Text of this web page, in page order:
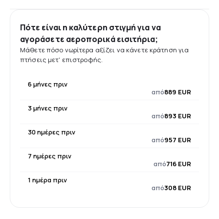
Πότε είναι η καλύτερη στιγμή για να
αγοράσετε αεροπορικά εισιτήρια;
Μάθετε πόσο νωρίτερα αξίζει να κάνετε κράτηση για
πτήσεις μετ' επιστροφής.
6 μήνες πριν
από889 EUR
3 μήνες πριν
από893 EUR
30 ημέρες πριν
από957 EUR
7 ημέρες πριν
από716 EUR
1 ημέρα πριν
από308 EUR